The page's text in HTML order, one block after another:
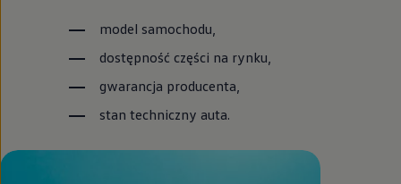
model samochodu,
dostępność części na rynku,
gwarancja producenta,
stan techniczny auta.